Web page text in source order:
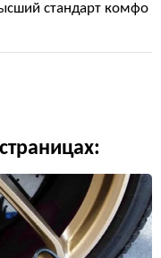
стандарт комфо